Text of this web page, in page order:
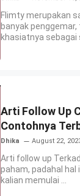
Flimty merupakan
banyak
khasiatnya sebagai
Arti Follow Up
Contohnya
Dhika August 22,
Arti follow up
paham, padahal
kalian memulai ...